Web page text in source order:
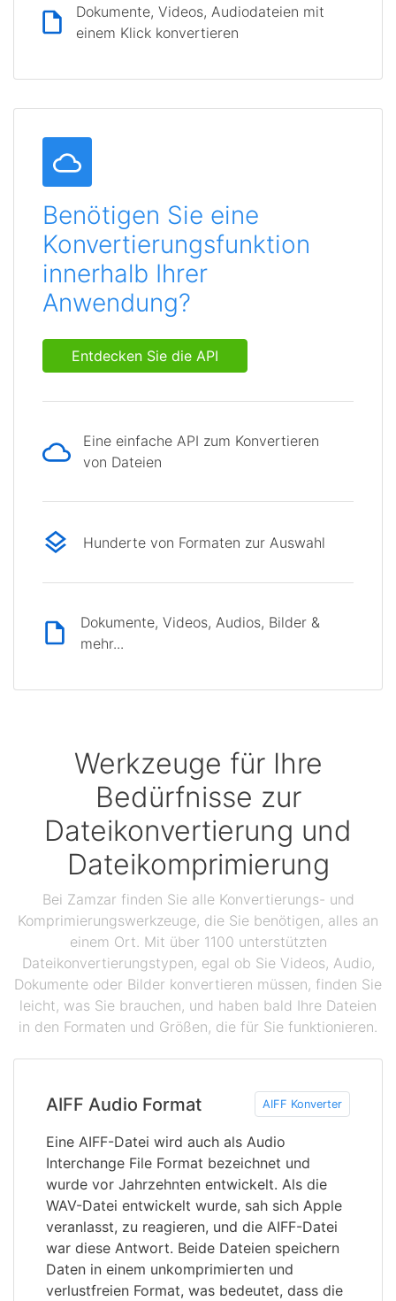
Dokumente, Videos, Audiodateien mit
einem Klick konvertieren
Benötigen Sie eine
Konvertierungsfunktion
innerhalb Ihrer
Anwendung?
Entdecken Sie die API
Eine einfache API zum Konvertieren
von Dateien
Hunderte von Formaten zur Auswahl
Dokumente, Videos, Audios, Bilder &
mehr...
Werkzeuge für Ihre
Bedürfnisse zur
Dateikonvertierung und
Dateikomprimierung
Bei Zamzar finden Sie alle Konvertierungs- und
Komprimierungswerkzeuge, die Sie benötigen, alles an
einem Ort. Mit über 1100 unterstützten
Dateikonvertierungstypen, egal ob Sie Videos, Audio,
Dokumente oder Bilder konvertieren müssen, finden Sie
leicht, was Sie brauchen, und haben bald Ihre Dateien
in den Formaten und Größen, die für Sie funktionieren.
AIFF Audio Format AIFF Konverter
Eine AIFF-Datei wird auch als Audio
Interchange File Format bezeichnet und
wurde vor Jahrzehnten entwickelt. Als die
WAV-Datei entwickelt wurde, sah sich Apple
veranlasst, zu reagieren, und die AIFF-Datei
war diese Antwort. Beide Dateien speichern
Daten in einem unkomprimierten und
verlustfreien Format, was bedeutet, dass die